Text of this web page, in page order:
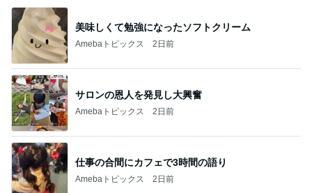
美味しくて勉強になったソフトクリーム
Amebaトピックス 2日前
サロンの恩人を発見し大興奮
Amebaトピックス 2日前
仕事の合間にカフェで3時間の語り
Amebaトピックス 2日前